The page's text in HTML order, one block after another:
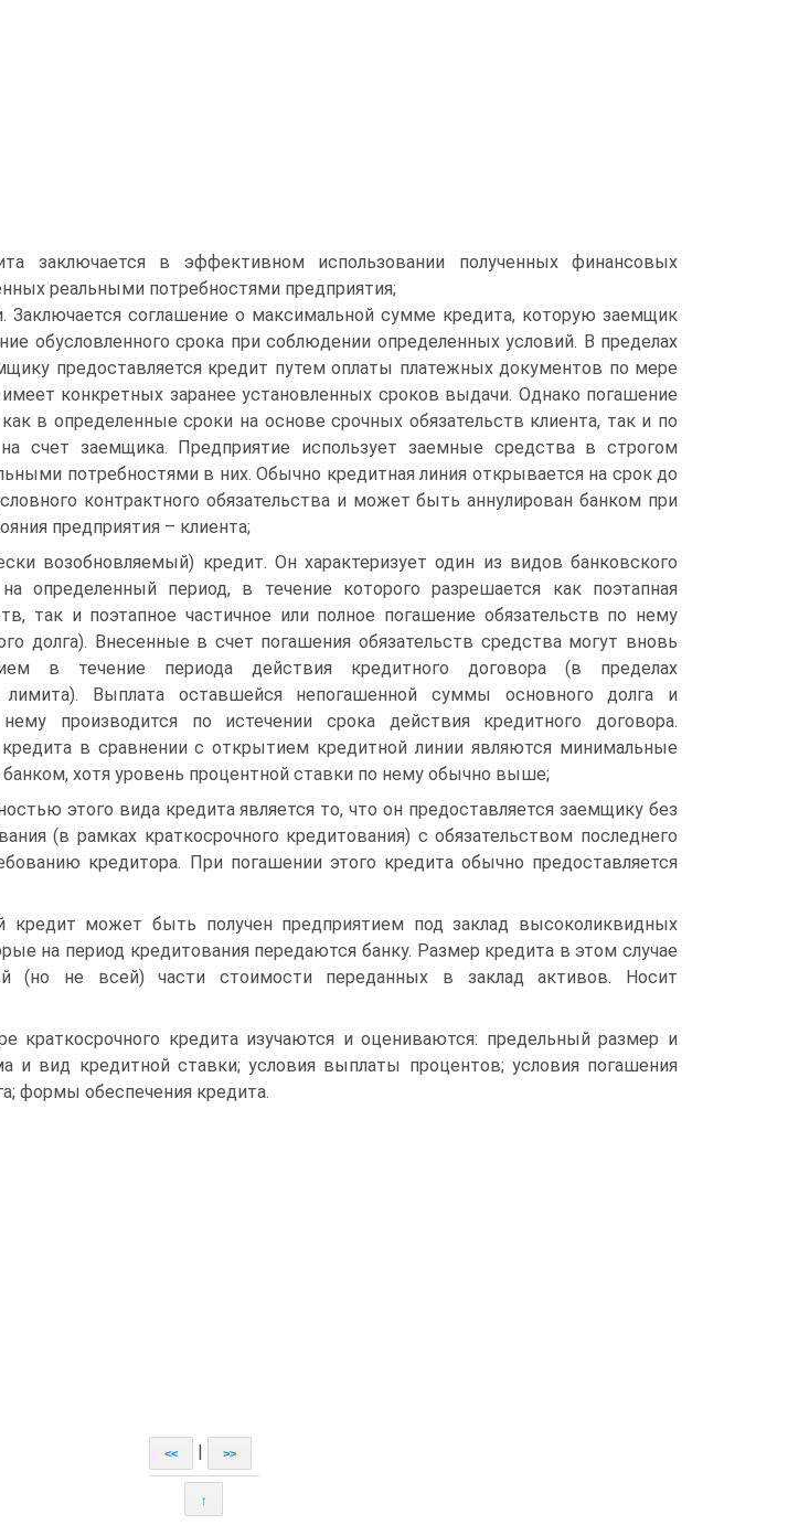
заключается в эффективном использовании полученных финансовых
реальными потребностями предприятия;
Заключается соглашение о максимальной сумме кредита, которую заемщик
обусловленного срока при соблюдении определенных условий. В пределах
предоставляется кредит путем оплаты платежных документов по мере
конкретных заранее установленных сроков выдачи. Однако погашение
в определенные сроки на основе срочных обязательств клиента, так и по
счет заемщика. Предприятие использует заемные средства в строгом
потребностями в них. Обычно кредитная линия открывается на срок до
контрактного обязательства и может быть аннулирован банком при
предприятия – клиента;
возобновляемый) кредит. Он характеризует один из видов банковского
определенный период, в течение которого разрешается как поэтапная
так и поэтапное частичное или полное погашение обязательств по нему
долга). Внесенные в счет погашения обязательств средства могут вновь
в течение периода действия кредитного договора (в пределах
лимита). Выплата оставшейся непогашенной суммы основного долга и
производится по истечении срока действия кредитного договора.
в сравнении с открытием кредитной линии являются минимальные
хотя уровень процентной ставки по нему обычно выше;
этого вида кредита является то, что он предоставляется заемщику без
(в рамках краткосрочного кредитования) с обязательством последнего
кредитора. При погашении этого кредита обычно предоставляется
кредит может быть получен предприятием под заклад высоколиквидных
на период кредитования передаются банку. Размер кредита в этом случае
(но не всей) части стоимости переданных в заклад активов. Носит
краткосрочного кредита изучаются и оцениваются: предельный размер и
и вид кредитной ставки; условия выплаты процентов; условия погашения
формы обеспечения кредита.
<< >>
↑